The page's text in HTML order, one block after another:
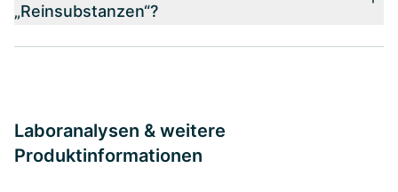
„Reinsubstanzen“?
Laboranalysen & weitere
Produktinformationen